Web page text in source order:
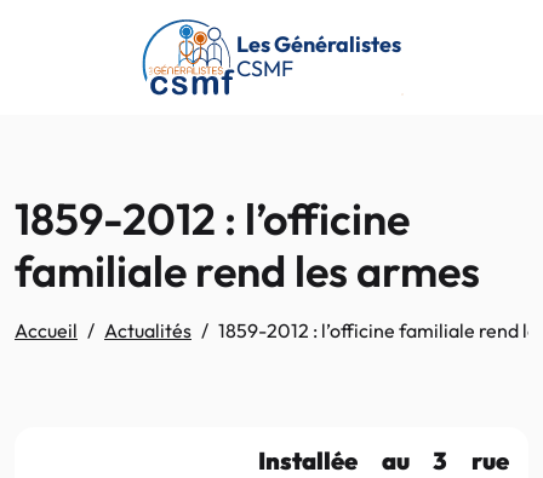
Passer au contenu principal
Les Généralistes
CSMF
1859-2012 : l’officine
familiale rend les armes
Accueil Actualités 1859-2012 : l’officine familiale rend
Installée au 3 rue